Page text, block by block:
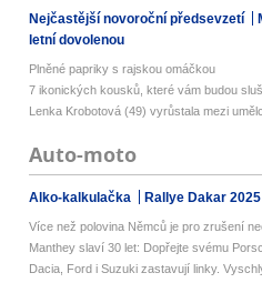
Nejčastější novoroční předsevzetí
letní dovolenou
Plněné papriky s rajskou omáčkou
7 ikonických kousků, které vám budou
Lenka Krobotová (49) vyrůstala mezi
Auto-moto
Alko-kalkulačka Rallye Dakar 2025
Více než polovina Němců je pro zrušení
Manthey slaví 30 let: Dopřejte svému
Dacia, Ford i Suzuki zastavují linky.